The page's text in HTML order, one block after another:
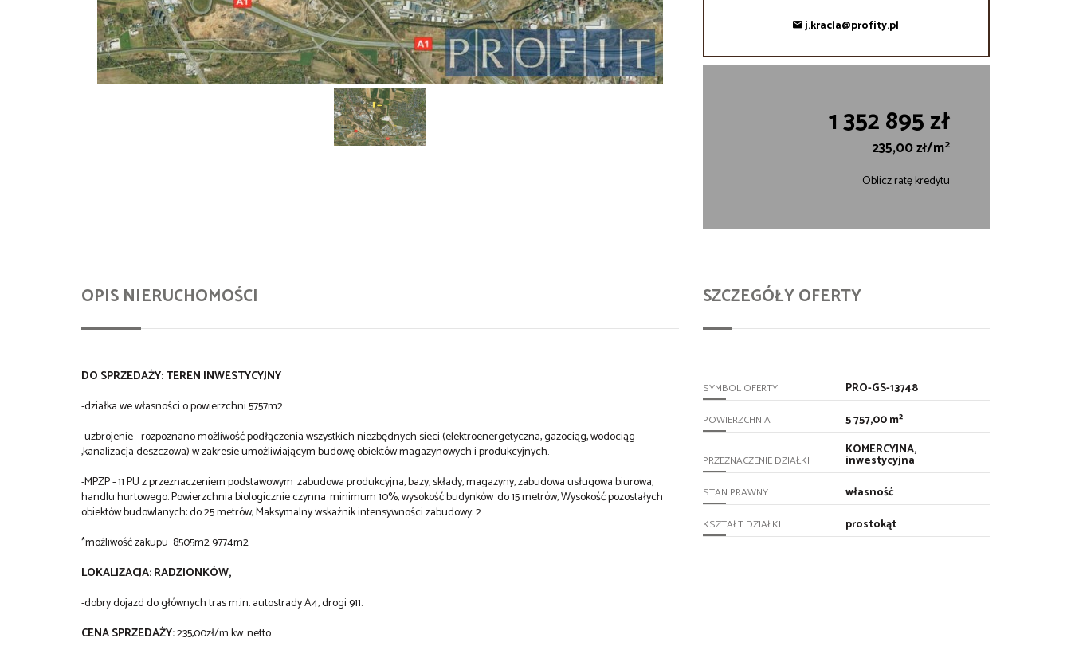
j.kracla@profity.pl
1 352 895 zł
235,00 zł/m2
Oblicz ratę kredytu
OPIS NIERUCHOMOŚCI
DO SPRZEDAŻY: TEREN INWESTYCYJNY
-działka we własności o powierzchni 5757m2
-uzbrojenie - rozpoznano możliwość podłączenia wszystkich niezbędnych sieci (elektroenergetyczna, gazociąg, wodociąg
,kanalizacja deszczowa) w zakresie umożliwiającym budowę obiektów magazynowych i produkcyjnych.
-MPZP - 11 PU z przeznaczeniem podstawowym: zabudowa produkcyjna, bazy, składy, magazyny, zabudowa usługowa biurowa,
handlu hurtowego. Powierzchnia biologicznie czynna: minimum 10%, wysokość budynków: do 15 metrów, Wysokość pozostałych
obiektów budowlanych: do 25 metrów, Maksymalny wskaźnik intensywności zabudowy: 2.
*możliwość zakupu 8505m2 9774m2
LOKALIZACJA: RADZIONKÓW,
-dobry dojazd do głównych tras m.in. autostrady A4, drogi 911.
CENA SPRZEDAŻY:235,00zł/m kw. netto
SZCZEGÓŁY OFERTY
SYMBOL OFERTY PRO-GS-13748
POWIERZCHNIA 5 757,00 m²
PRZEZNACZENIE DZIAŁKI
KOMERCYJNA,
inwestycyjna
STAN PRAWNY własność
KSZTAŁT DZIAŁKI prostokąt